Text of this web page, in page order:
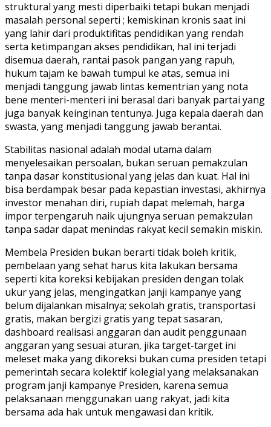
struktural yang mesti diperbaiki tetapi bukan menjadi
masalah personal seperti ; kemiskinan kronis saat ini
yang lahir dari produktifitas pendidikan yang rendah
serta ketimpangan akses pendidikan, hal ini terjadi
disemua daerah, rantai pasok pangan yang rapuh,
hukum tajam ke bawah tumpul ke atas, semua ini
menjadi tanggung jawab lintas kementrian yang nota
bene menteri-menteri ini berasal dari banyak partai yang
juga banyak keinginan tentunya. Juga kepala daerah dan
swasta, yang menjadi tanggung jawab berantai.
Stabilitas nasional adalah modal utama dalam
menyelesaikan persoalan, bukan seruan pemakzulan
tanpa dasar konstitusional yang jelas dan kuat. Hal ini
bisa berdampak besar pada kepastian investasi, akhirnya
investor menahan diri, rupiah dapat melemah, harga
impor terpengaruh naik ujungnya seruan pemakzulan
tanpa sadar dapat menindas rakyat kecil semakin miskin.
Membela Presiden bukan berarti tidak boleh kritik,
pembelaan yang sehat harus kita lakukan bersama
seperti kita koreksi kebijakan presiden dengan tolak
ukur yang jelas, mengingatkan janji kampanye yang
belum dijalankan misalnya; sekolah gratis, transportasi
gratis, makan bergizi gratis yang tepat sasaran,
dashboard realisasi anggaran dan audit penggunaan
anggaran yang sesuai aturan, jika target-target ini
meleset maka yang dikoreksi bukan cuma presiden tetapi
pemerintah secara kolektif kolegial yang melaksanakan
program janji kampanye Presiden, karena semua
pelaksanaan menggunakan uang rakyat, jadi kita
bersama ada hak untuk mengawasi dan kritik.